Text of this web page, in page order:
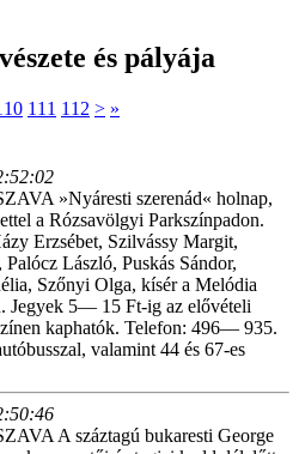
és pályája
111 112 > »
»Nyáresti szerenád« holnap,
a Rózsavölgyi Parkszínpadon.
Erzsébet, Szilvássy Margit,
László, Puskás Sándor,
Szőnyi Olga, kísér a Melódia
Jegyek 5— 15 Ft-ig az elővételi
kaphatók. Telefon: 496— 935.
valamint 44 és 67-es
A száztagú bukaresti George